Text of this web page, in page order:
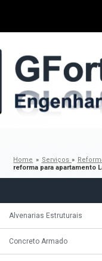
Home » Serviços»
reforma para apartamento
Alvenarias Estruturais
Concreto Armado